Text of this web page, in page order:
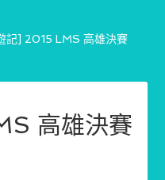
記] 2015 LMS 高雄決賽
高雄決賽